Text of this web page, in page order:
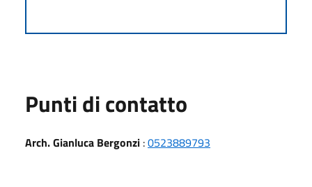
Punti di contatto
Arch. Gianluca Bergonzi :0523889793